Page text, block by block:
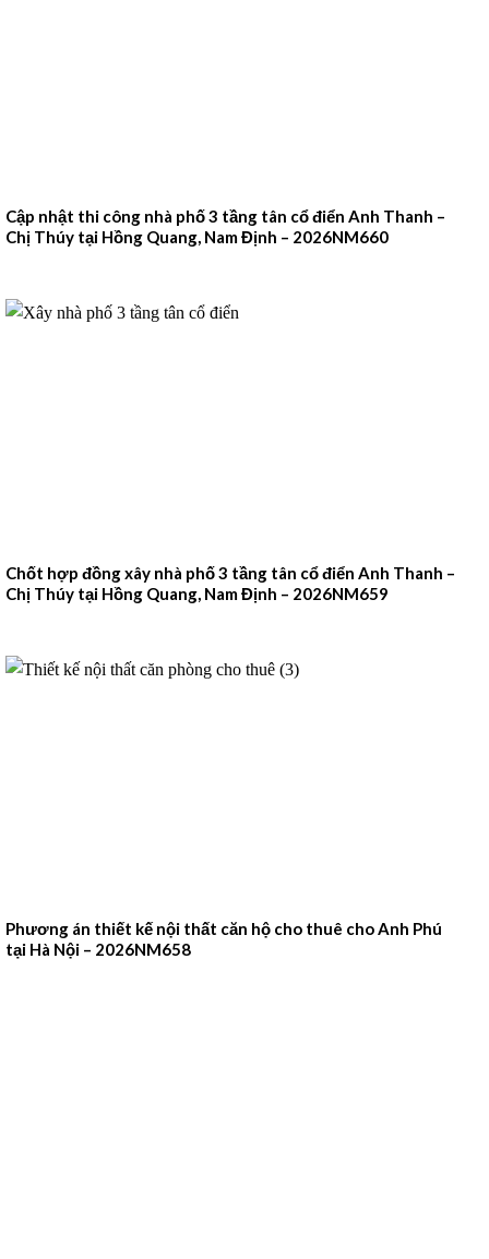
Cập nhật thi công nhà phố 3 tầng tân cổ điển Anh Thanh –
Chị Thúy tại Hồng Quang, Nam Định – 2026NM660
Chốt hợp đồng xây nhà phố 3 tầng tân cổ điển Anh Thanh –
Chị Thúy tại Hồng Quang, Nam Định – 2026NM659
Phương án thiết kế nội thất căn hộ cho thuê cho Anh Phú
tại Hà Nội – 2026NM658